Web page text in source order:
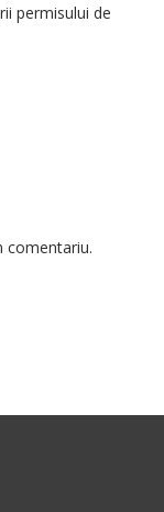
permisului de
comentariu.